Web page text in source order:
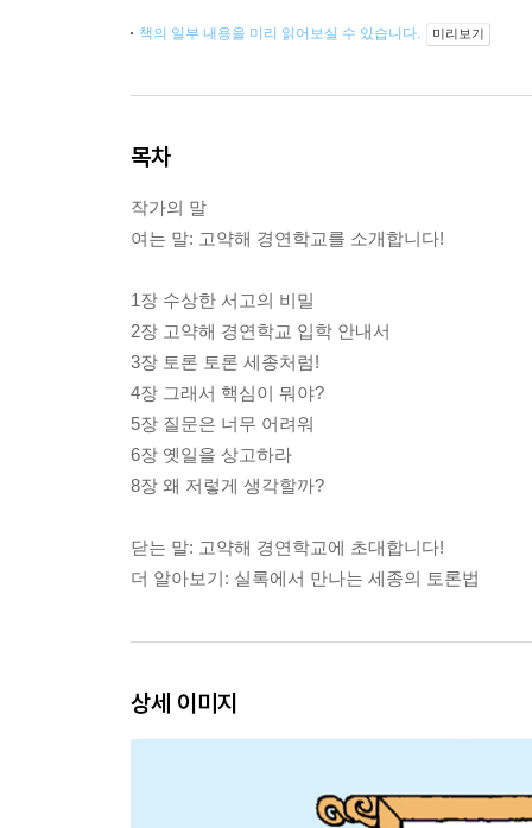
책의 일부 내용을 미리 읽어보실 수 있습니다. 미리보기
목차
작가의 말
여는 말: 고약해 경연학교를 소개합니다!
1장 수상한 서고의 비밀
2장 고약해 경연학교 입학 안내서
3장 토론 토론 세종처럼!
4장 그래서 핵심이 뭐야?
5장 질문은 너무 어려워
6장 옛일을 상고하라
8장 왜 저렇게 생각할까?
닫는 말: 고약해 경연학교에 초대합니다!
더 알아보기: 실록에서 만나는 세종의 토론법
상세 이미지